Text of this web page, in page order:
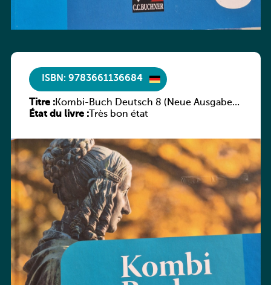
ISBN: 9783661136684
Titre :Kombi-Buch Deutsch 8 (Neue Ausgabe
Luxemburg)
État du livre :Très bon état